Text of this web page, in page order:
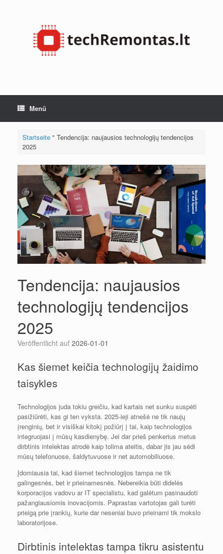
Menü
Startseite" Tendencija: naujausios technologijų tendencijos
2025
Tendencija: naujausios
technologijų tendencijos
2025
Veröffentlicht auf 2026-01-01
Kas šiemet keičia technologijų žaidimo
taisykles
Technologijos juda tokiu greičiu, kad kartais net sunku suspėti
pasižiūrėti, kas gi ten vyksta. 2025-ieji atnešė ne tik naujų
įrenginių, bet ir visiškai kitokį požiūrį į tai, kaip technologijos
integruojasi į mūsų kasdienybę. Jei dar prieš penkerius metus
dirbtinis intelektas atrodė kaip tolima ateitis, dabar jis jau sėdi
mūsų telefonuose, šaldytuvuose ir net automobiliuose.
Įdomiausia tai, kad šiemet technologijos tampa ne tik
galingesnės, bet ir prieinamesnės. Nebereikia būti didelės
korporacijos vadovu ar IT specialistu, kad galėtum pasinaudoti
pažangiausiomis inovacijomis. Paprastas vartotojas gali turėti
prieigą prie įrankių, kurie dar neseniai buvo prieinami tik mokslo
laboratorijose.
Dirbtinis intelektas tampa tikru asistentu